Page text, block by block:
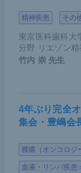
学術集会ポスタ
ら撮影
精神疾患 その
東京医科歯科大
分野 リエゾン
竹内 崇 先生
4年ぶり完全
集会・豊嶋会
腫瘍（オンコロジ
血液・リンパ疾患